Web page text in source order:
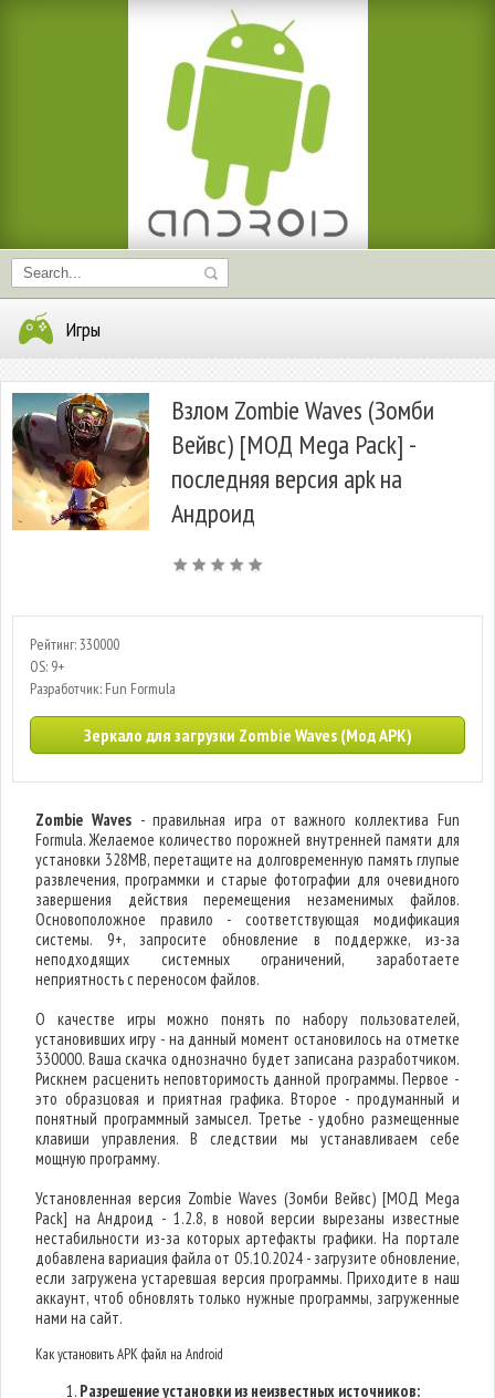
Игры
Взлом Zombie Waves (Зомби
Вейвс) [МОД Mega Pack] -
последняя версия apk на
Андроид
Рейтинг: 330000
OS: 9+
Разработчик: Fun Formula
Зеркало для загрузки Zombie Waves (Мод APK)
Zombie Waves- правильная игра от важного коллектива Fun
Formula. Желаемое количество порожней внутренней памяти для
установки 328MB, перетащите на долговременную память глупые
развлечения, программки и старые фотографии для очевидного
завершения действия перемещения незаменимых файлов.
Основоположное правило - соответствующая модификация
системы. 9+, запросите обновление в поддержке, из-за
неподходящих системных ограничений, заработаете
неприятность с переносом файлов.
О качестве игры можно понять по набору пользователей,
установивших игру - на данный момент остановилось на отметке
330000. Ваша скачка однозначно будет записана разработчиком.
Рискнем расценить неповторимость данной программы. Первое -
это образцовая и приятная графика. Второе - продуманный и
понятный программный замысел. Третье - удобно размещенные
клавиши управления. В следствии мы устанавливаем себе
мощную программу.
Установленная версия Zombie Waves (Зомби Вейвс) [МОД Mega
Pack] на Андроид - 1.2.8, в новой версии вырезаны известные
нестабильности из-за которых артефакты графики. На портале
добавлена вариация файла от 05.10.2024 - загрузите обновление,
если загружена устаревшая версия программы. Приходите в наш
аккаунт, чтоб обновлять только нужные программы, загруженные
нами на сайт.
Как установить APK файл на Android
Разрешение установки из неизвестных источников: